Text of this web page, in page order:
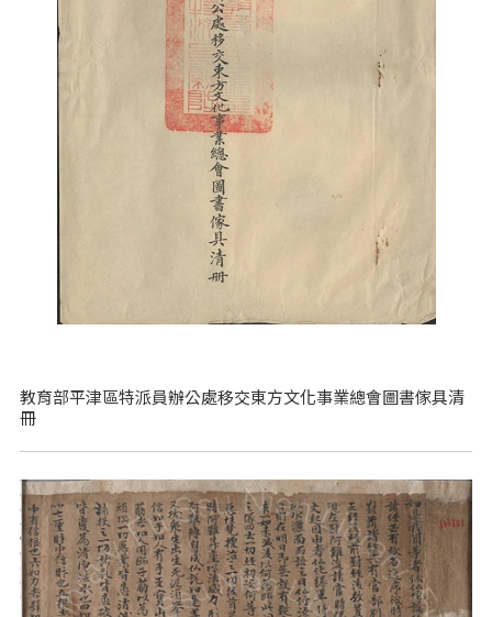
教育部平津區特派員辦公處移交東方文化事業總會圖書傢具清
冊